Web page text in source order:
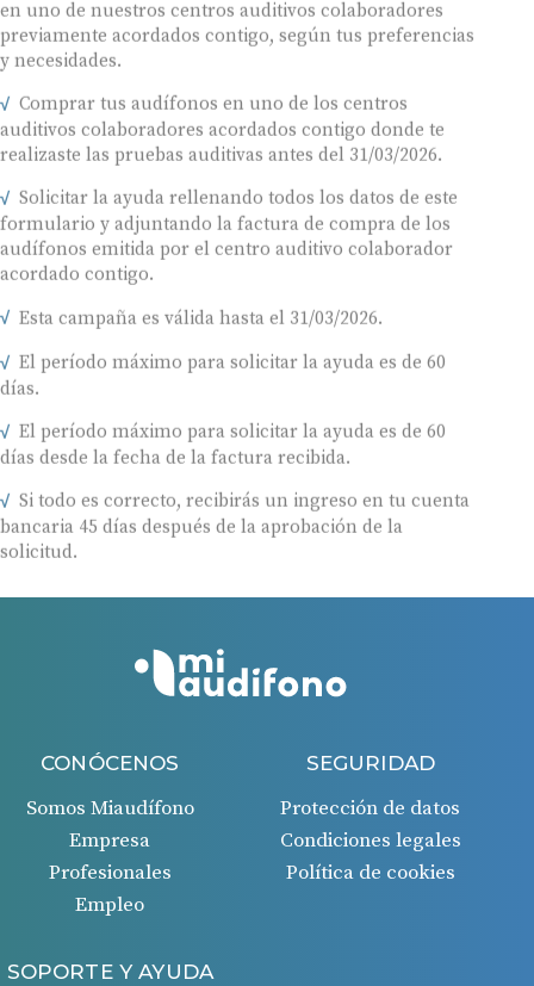
previamente acordados contigo, según tus preferencias
y necesidades.
Comprar tus audífonos en uno de los centros
auditivos colaboradores acordados contigo donde te
realizaste las pruebas auditivas antes del 31/03/2026.
Solicitar la ayuda rellenando todos los datos de este
formulario y adjuntando la factura de compra de los
audífonos emitida por el centro auditivo colaborador
acordado contigo.
Esta campaña es válida hasta el 31/03/2026.
El período máximo para solicitar la ayuda es de 60
días.
El período máximo para solicitar la ayuda es de 60
días desde la fecha de la factura recibida.
Si todo es correcto, recibirás un ingreso en tu cuenta
bancaria 45 días después de la aprobación de la
solicitud.
CONÓCENOS
Somos Miaudífono
Empresa
Profesionales
Empleo
SEGURIDAD
Protección de datos
Condiciones legales
Política de cookies
SOPORTE Y AYUDA